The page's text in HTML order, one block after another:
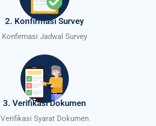
2. Konfirmasi Survey
Konfirmasi Jadwal Survey
3. Verifikasi Dokumen
Verifikasi Syarat Dokumen